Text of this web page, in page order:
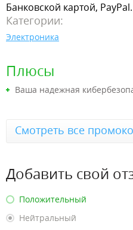
Банковской картой, PayPal.
Категории:
Электроника
Плюсы
Ваша надежная
Смотреть все
Добавить свой
Положительный
Нейтральный